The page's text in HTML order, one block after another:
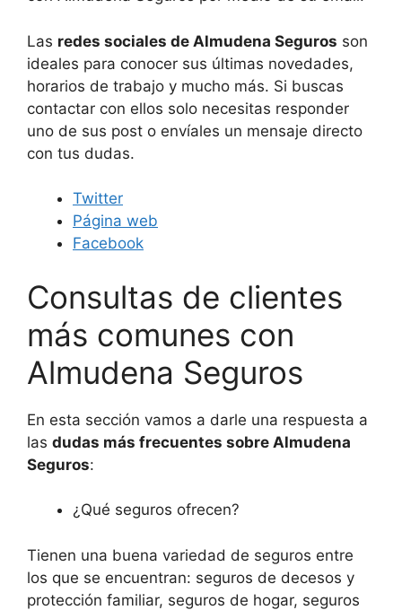
Las redes sociales de Almudena Seguros son
ideales para conocer sus últimas novedades,
horarios de trabajo y mucho más. Si buscas
contactar con ellos solo necesitas responder
uno de sus post o envíales un mensaje directo
con tus dudas.
Twitter
Página web
Facebook
Consultas de clientes
más comunes con
Almudena Seguros
En esta sección vamos a darle una respuesta a
las dudas más frecuentes sobre Almudena
Seguros:
¿Qué seguros ofrecen?
Tienen una buena variedad de seguros entre
los que se encuentran: seguros de decesos y
protección familiar, seguros de hogar, seguros